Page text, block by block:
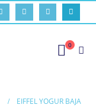
0
EIFFEL YOGUR BAJA